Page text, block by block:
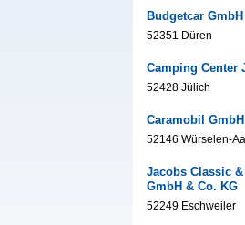
Budgetcar GmbH
52351 Düren
Camping Center
52428 Jülich
Caramobil
52146 Würselen-
Jacobs Classic
GmbH & Co. KG
52249 Eschweiler